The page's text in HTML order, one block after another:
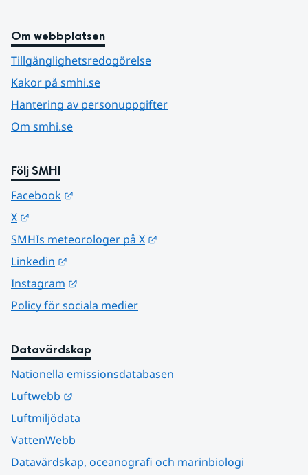
Om webbplatsen
Tillgänglighetsredogörelse
Kakor på smhi.se
Hantering av personuppgifter
Om smhi.se
Följ SMHI
Facebook
X
SMHIs meteorologer på X
Linkedin
Instagram
Policy för sociala medier
Datavärdskap
Nationella emissionsdatabasen
Luftwebb
Luftmiljödata
VattenWebb
Datavärdskap, oceanografi och marinbiologi